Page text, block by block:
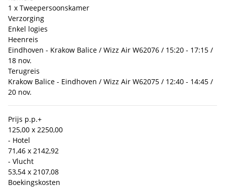
1 x Tweepersoonskamer
Verzorging
Enkel logies
Heenreis
Eindhoven - Krakow Balice / Wizz Air W62076 / 15:20 - 17:15 /
18 nov.
Terugreis
Krakow Balice - Eindhoven / Wizz Air W62075 / 12:40 - 14:45 /
20 nov.
Prijs p.p.+
125,00 x 2250,00
- Hotel
71,46 x 2142,92
- Vlucht
53,54 x 2107,08
Boekingskosten